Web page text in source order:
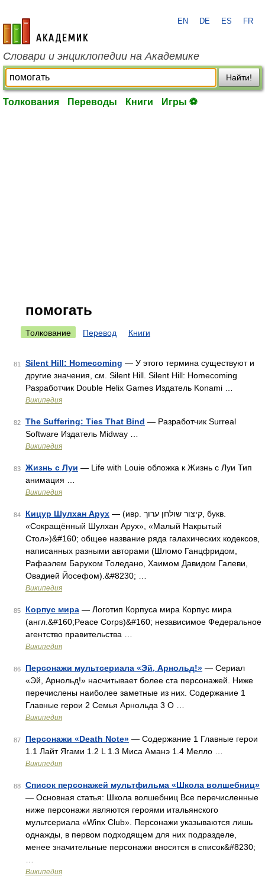
academic.ru
EN DE ES FR
Словари и энциклопедии на Академике
Найти!
Толкования Переводы Книги Игры ⚽
помогать
Толкование Перевод Книги
81 Silent Hill: Homecoming — У этого термина существуют и
другие значения, см. Silent Hill. Silent Hill: Homecoming
Разработчик Double Helix Games Издатель Konami …
Википедия
82 The Suffering: Ties That Bind — Разработчик Surreal
Software Издатель Midway …
Википедия
83 Жизнь с Луи — Life with Louie обложка к Жизнь с Луи Тип
анимация …
Википедия
84 Кицур Шулхан Арух — (ивр. קיצור שולחן ערוך‎, букв.
«Сокращённый Шулхан Арух», «Малый Накрытый
Стол»)&#160; общее название ряда галахических кодексов,
написанных разными авторами (Шломо Ганцфридом,
Рафаэлем Барухом Толедано, Хаимом Давидом Галеви,
Овадией Йосефом).&#8230; …
Википедия
85 Корпус мира — Логотип Корпуса мира Корпус мира
(англ.&#160;Peace Corps)&#160; независимое Федеральное
агентство правительства …
Википедия
86 Персонажи мультсериала «Эй, Арнольд!» — Сериал
«Эй, Арнольд!» насчитывает более ста персонажей. Ниже
перечислены наиболее заметные из них. Содержание 1
Главные герои 2 Семья Арнольда 3 О …
Википедия
87 Персонажи «Death Note» — Содержание 1 Главные герои
1.1 Лайт Ягами 1.2 L 1.3 Миса Аманэ 1.4 Мелло …
Википедия
88
Список персонажей мультфильма «Школа волшебниц»
— Основная статья: Школа волшебниц Все перечисленные
ниже персонажи являются героями итальянского
мультсериала «Winx Club». Персонажи указываются лишь
однажды, в первом подходящем для них подразделе,
менее значительные персонажи вносятся в список&#8230;
Википедия